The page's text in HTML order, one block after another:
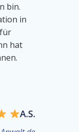
bin.
in
hat
A.S.